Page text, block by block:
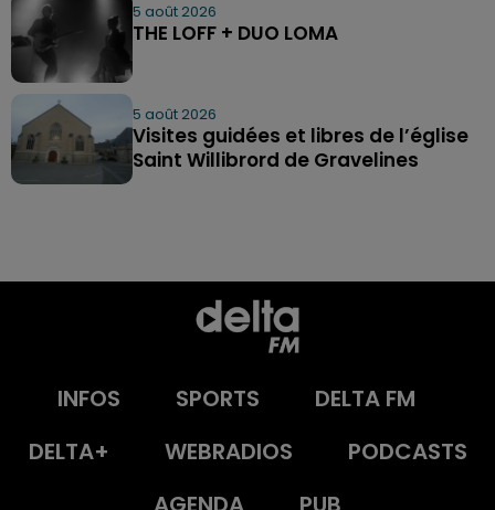
5 août 2026
THE LOFF + DUO LOMA
5 août 2026
Visites guidées et libres de l’église
Saint Willibrord de Gravelines
INFOS SPORTS
DELTA FM
DELTA+
WEBRADIOS
PODCASTS